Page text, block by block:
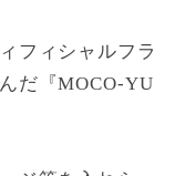
フィシャルフラ
だ『MOCO-YU